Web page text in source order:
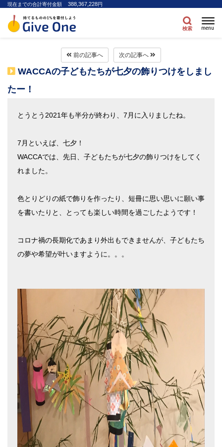
現在までの合計寄付金額 388,367,228円
検索 menu
前の記事へ 次の記事へ
WACCAの子どもたちが七夕の飾りつけをしまし
たー！
とうとう2021年も半分が終わり、7月に入りましたね。
7月といえば、七夕！
WACCAでは、先日、子どもたちが七夕の飾りつけをしてく
れました。
色とりどりの紙で飾りを作ったり、短冊に思い思いに願い事
を書いたりと、とっても楽しい時間を過ごしたようです！
コロナ禍の長期化であまり外出もできませんが、子どもたち
の夢や希望が叶いますように。。。